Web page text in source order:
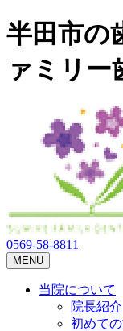
半田市の
ァミリー
0569-58-8811
MENU
当院について
院長紹介
初めて